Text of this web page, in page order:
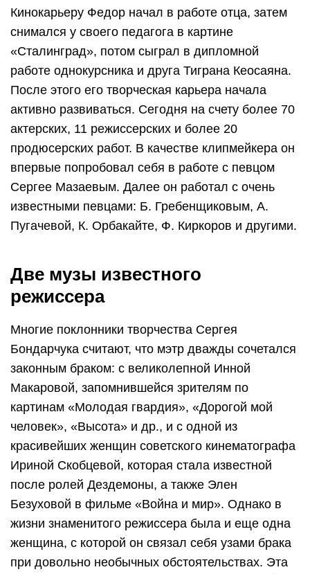
Кинокарьеру Федор начал в работе отца, затем
снимался у своего педагога в картине
«Сталинград», потом сыграл в дипломной
работе однокурсника и друга Тиграна Кеосаяна.
После этого его творческая карьера начала
активно развиваться. Сегодня на счету более 70
актерских, 11 режиссерских и более 20
продюсерских работ. В качестве клипмейкера он
впервые попробовал себя в работе с певцом
Сергее Мазаевым. Далее он работал с очень
известными певцами: Б. Гребенщиковым, А.
Пугачевой, К. Орбакайте, Ф. Киркоров и другими.
Две музы известного
режиссера
Многие поклонники творчества Сергея
Бондарчука считают, что мэтр дважды сочетался
законным браком: с великолепной Инной
Макаровой, запомнившейся зрителям по
картинам «Молодая гвардия», «Дорогой мой
человек», «Высота» и др., и с одной из
красивейших женщин советского кинематографа
Ириной Скобцевой, которая стала известной
после ролей Дездемоны, а также Элен
Безуховой в фильме «Война и мир». Однако в
жизни знаменитого режиссера была и еще одна
женщина, с которой он связал себя узами брака
при довольно необычных обстоятельствах. Эта